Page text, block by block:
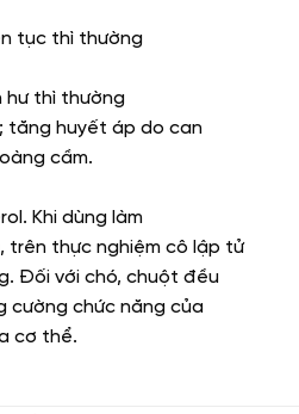
tục thì thường
hư thì thường
tăng huyết áp do can
cầm.
Khi dùng làm
thực nghiệm cô lập tử
Đối với chó, chuột đều
cường chức năng của
cơ thể.